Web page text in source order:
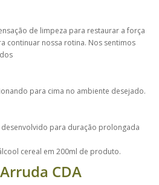
de limpeza para restaurar a força
continuar nossa rotina. Nos sentimos
para cima no ambiente desejado.
para duração prolongada
cereal em 200ml de produto.
CDA